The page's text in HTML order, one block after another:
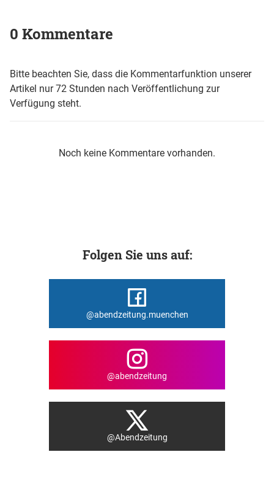
0 Kommentare
Bitte beachten Sie, dass die Kommentarfunktion unserer
Artikel nur 72 Stunden nach Veröffentlichung zur
Verfügung steht.
Noch keine Kommentare vorhanden.
Folgen Sie uns auf:
@abendzeitung.muenchen
@abendzeitung
@Abendzeitung